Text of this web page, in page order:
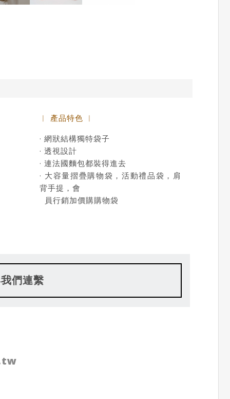
︱ 產品特色 ︱
· 網狀結構獨特袋子
· 透視設計
· 連法國麵包都裝得進去
· 大容量摺疊購物袋，活動禮品袋，肩
背手提，會
員行銷加價購購物袋
們連繫